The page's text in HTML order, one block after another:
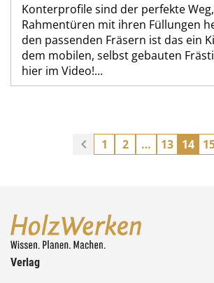
Konterprofile sind der perfekte
Rahmentüren mit ihren Füllungen
den passenden Fräsern ist das ein
dem mobilen, selbst gebauten
hier im Video!...
1 2 … 13 14
Verlag